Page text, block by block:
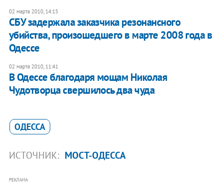
02 марта 2010, 14:15
СБУ задержала заказчика резонансного
убийства, произошедшего в марте 2008 года в
Одессе
02 марта 2010, 11:41
В Одессе благодаря мощам Николая
Чудотворца свершилось два чуда
ОДЕССА
ИСТОЧНИК: МОСТ-ОДЕССА
РЕКЛАМА